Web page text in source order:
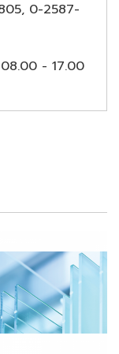
0-2587-
08.00 - 17.00